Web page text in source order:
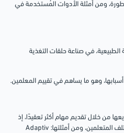
ومن أمثلة الأدوات المُستخدمة في
الطبيعية، في صناعة حلقات التغذية
وهو ما يساهم في تقييم المعلمين.
من خلال تقديم مهام أكثر تعقيدًا، إذ
أنها قائمة على الذكاء الاصطناعي ومُصممة لملائمة تفضيلات التعلم والاهتمامات المحددة لمختلف المتعلمين، ومن أمثلتها: Adaptiv